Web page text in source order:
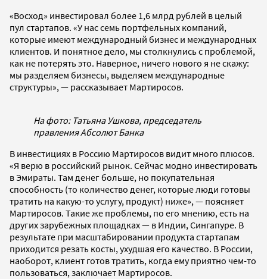
«Восход» инвестировал более 1,6 млрд рублей в целый
пул стартапов. «У нас семь портфельных компаний,
которые имеют международный бизнес и международных
клиентов. И понятное дело, мы столкнулись с проблемой,
как не потерять это. Наверное, ничего нового я не скажу:
мы разделяем бизнесы, выделяем международные
структуры», — рассказывает Мартиросов.
На фото: Татьяна Ушкова, председатель
правления Абсолют Банка
В инвестициях в Россию Мартиросов видит много плюсов.
«Я верю в российский рынок. Сейчас модно инвестировать
в Эмираты. Там денег больше, но покупательная
способность (то количество денег, которые люди готовы
тратить на какую-то услугу, продукт) ниже», — поясняет
Мартиросов. Такие же проблемы, по его мнению, есть на
других зарубежных площадках — в Индии, Сингапуре. В
результате при масштабировании продукта стартапам
приходится резать косты, ухудшая его качество. В России,
наоборот, клиент готов тратить, когда ему приятно чем-то
пользоваться, заключает Мартиросов.